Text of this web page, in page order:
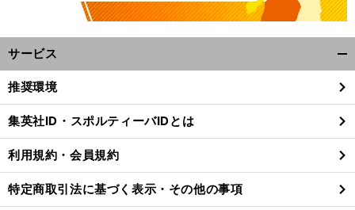
サービス
閉
る
推奨環境
集英社ID・スポルティーバIDとは
利用規約・会員規約
特定商取引法に基づく表示・その他の事項